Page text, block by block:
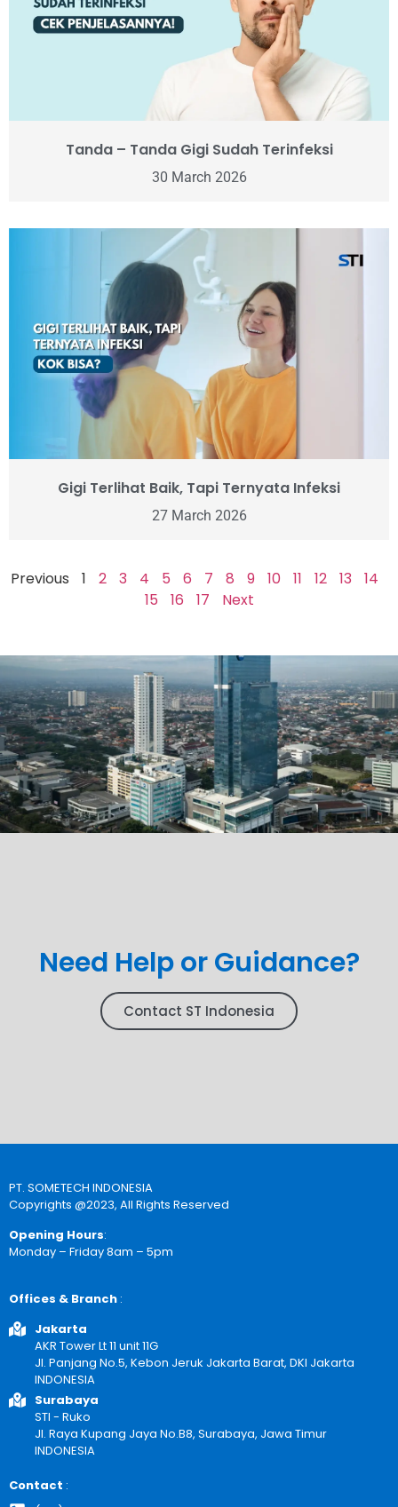
Tanda – Tanda Gigi Sudah Terinfeksi
30 March 2026
Gigi Terlihat Baik, Tapi Ternyata Infeksi
27 March 2026
Previous 1 2 3 4 5 6 7 8 9 10 11 12 13
14
15
16 17 Next
Need Help or Guidance?
Contact ST Indonesia
PT. SOMETECH INDONESIA
Copyrights @2023, All Rights Reserved
Opening Hours:
Monday – Friday 8am – 5pm
Offices & Branch :
Jakarta
AKR Tower Lt 11 unit 11G
Jl. Panjang No.5, Kebon Jeruk Jakarta Barat, DKI Jakarta
INDONESIA
Surabaya
STI - Ruko
Jl. Raya Kupang Jaya No.B8, Surabaya, Jawa Timur
INDONESIA
Contact :